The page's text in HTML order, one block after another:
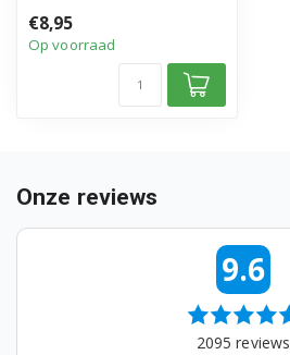
DENBO44GDOS 7600567377
DFC04210W 7627083988
DFN04210W 7652853953
DFN04310W 7646663977
DFN05211W 7627783953
• Inhoud verpakking: 1 z...
€8,95
Op voorraad
Onze reviews
9.6
2095 reviews